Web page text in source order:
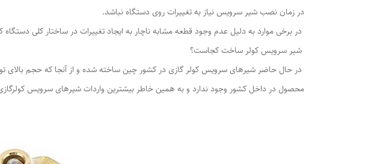
در زمان نصب شیر سرویس نیاز به تغییرات روی دستگاه نباشد.
در برخی موارد به دلیل عدم وجود قطعه مشابه ناچار به ایجاد تغییرات در ساختار کلی
شیر سرویس کولر ساخت کجاست؟
در حال حاضر شیرهای سرویس کولر گازی در کشور چین ساخته شده و از آنجا که حجم بالای
محصول در داخل کشور وجود ندارد و به همین خاطر بیشترین واردات شیرهای سرویس